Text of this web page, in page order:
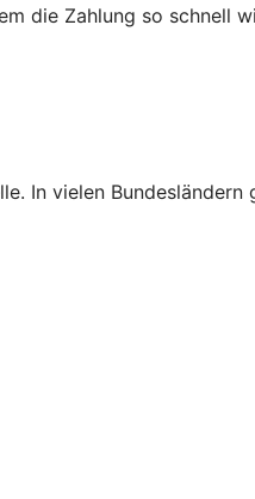
die Zahlung so schnell
In vielen Bundesländern